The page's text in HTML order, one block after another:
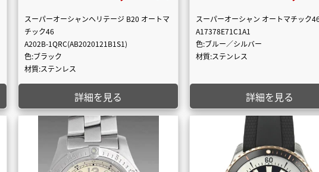
スーパーオーシャンヘリテージ B20 オートマ
チック46
A202B-1QRC(AB2020121B1S1)
色:ブラック
材質:ステンレス
詳細を見る
スーパーオーシャン オートマチック
A17378E71C1A1
色:ブルー／シルバー
材質:ステンレス
詳細を見る